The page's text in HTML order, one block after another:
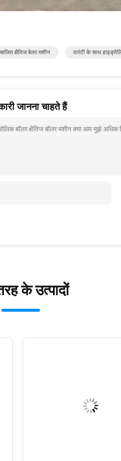
क्षैतिज बेलर मशीन वारंटी के साथ
जानना चाहते हैं
बॉलर क्षैतिज बॉलर मशीन क्या आप मुझे
के उत्पादों